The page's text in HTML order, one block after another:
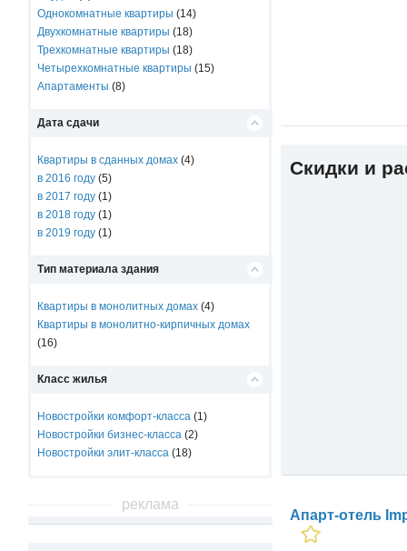
Однокомнатные квартиры (14)
Двухкомнатные квартиры (18)
Трехкомнатные квартиры (18)
Четырехкомнатные квартиры (15)
Апартаменты (8)
Дата сдачи
Квартиры в сданных домах (4)
в 2016 году (5)
в 2017 году (1)
в 2018 году (1)
в 2019 году (1)
Тип материала здания
Квартиры в монолитных домах (4)
Квартиры в монолитно-кирпичных домах
(16)
Класс жилья
Новостройки комфорт-класса (1)
Новостройки бизнес-класса (2)
Новостройки элит-класса (18)
реклама
Скидки и
Апарт-отель